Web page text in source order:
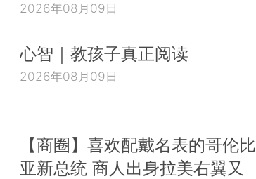
2026年08月09日
心智｜教孩子真正阅读
2026年08月09日
【商圈】喜欢配戴名表的哥伦比
亚新总统 商人出身拉美右翼又